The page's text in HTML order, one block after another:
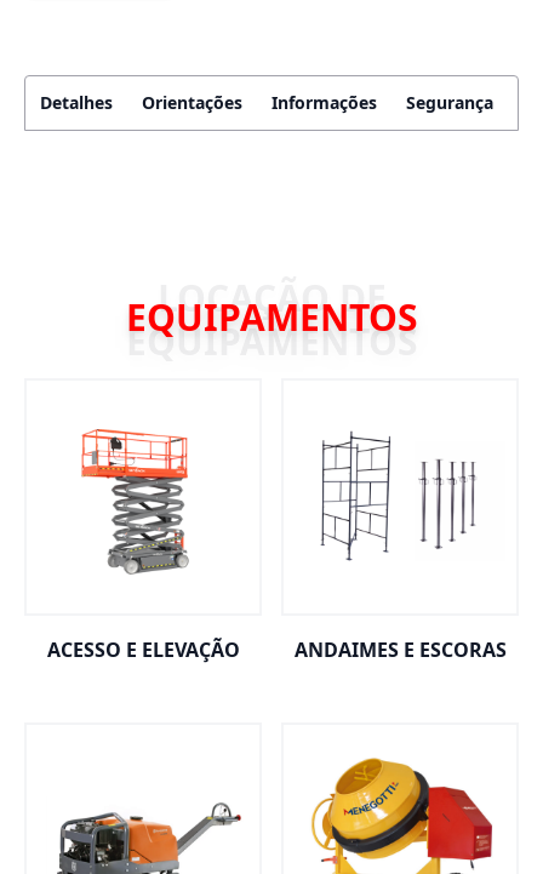
Detalhes Orientações Informações Segurança
EQUIPAMENTOS
ACESSO E ELEVAÇÃO ANDAIMES E ESCORAS